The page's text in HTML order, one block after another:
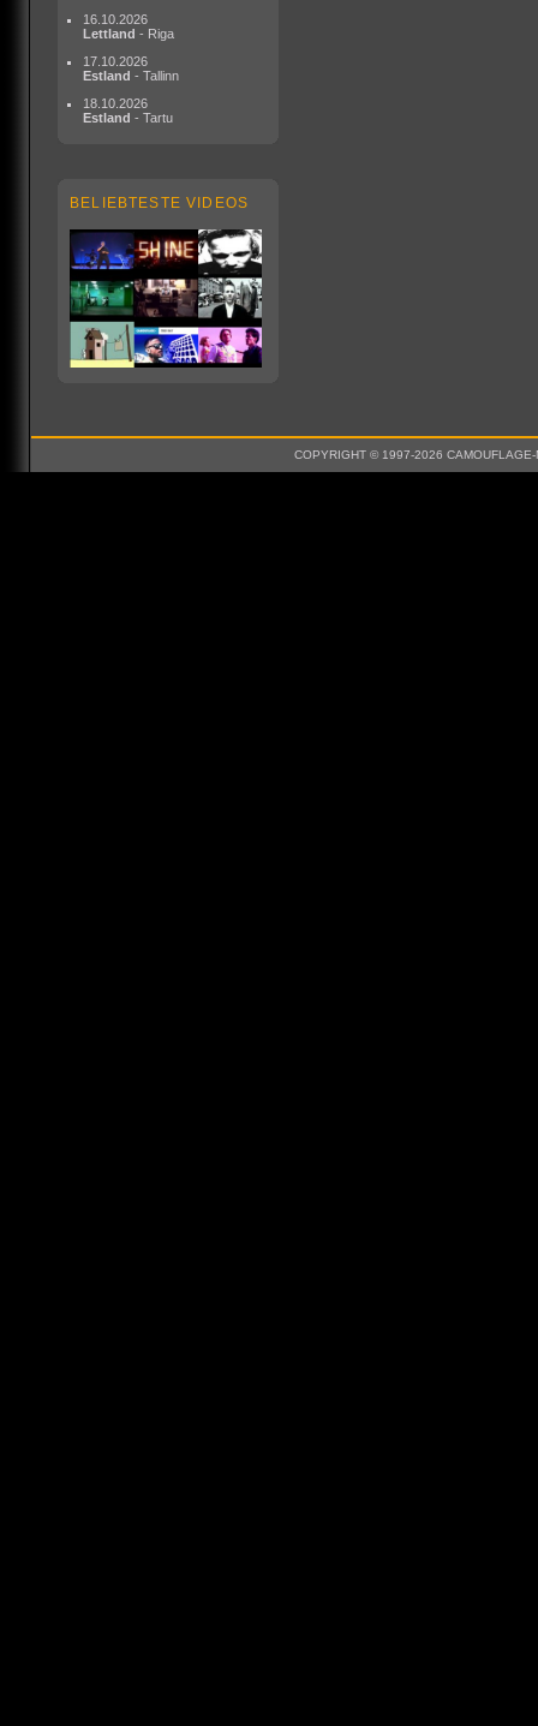
16.10.2026
Lettland - Riga
17.10.2026
Estland - Tallinn
18.10.2026
Estland - Tartu
BELIEBTESTE VIDEOS
COPYRIGHT © 1997-2026 CAMOUFLAGE-